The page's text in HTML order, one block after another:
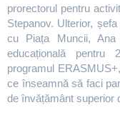
prorectorul pentru
Stepanov. Ulterior,
cu Piața Muncii, Ana
educațională pentru
programul
ce înseamnă să faci
de învățământ superior